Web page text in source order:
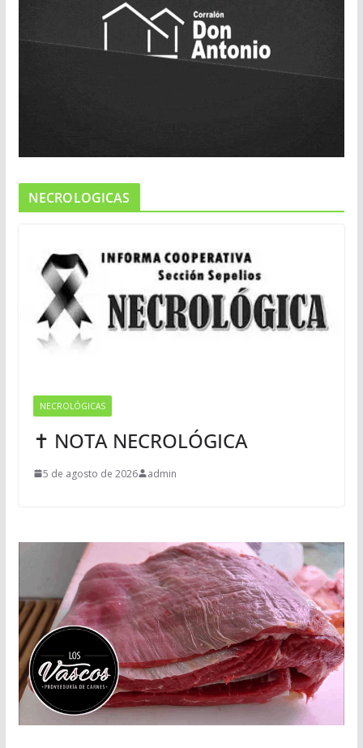
NECROLOGICAS
NECROLÓGICAS
✝ NOTA NECROLÓGICA
5 de agosto de 2026 admin